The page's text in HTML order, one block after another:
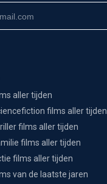
aller tijden
films aller tijden
films aller tijden
films aller tijden
films aller tijden
van de laatste jaren